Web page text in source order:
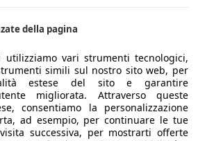
- Bergamo - Bg
della pagina
vari strumenti tecnologici,
simili sul nostro sito web, per
estese del sito e garantire
migliorata. Attraverso queste
consentiamo la personalizzazione
ad esempio, per continuare le tue
successiva, per mostrarti offerte